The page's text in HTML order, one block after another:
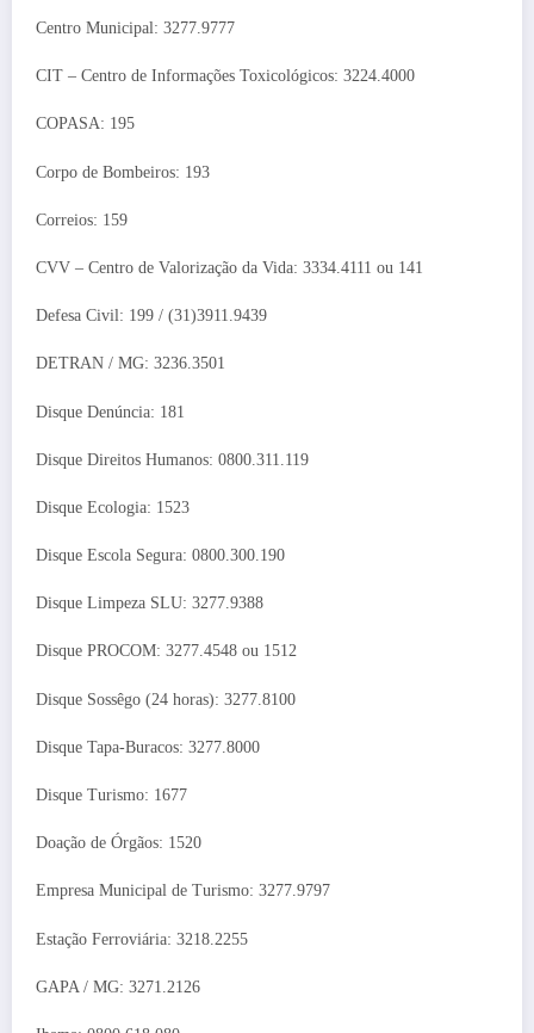
Centro Municipal: 3277.9777
CIT – Centro de Informações Toxicológicos: 3224.4000
COPASA: 195
Corpo de Bombeiros: 193
Correios: 159
CVV – Centro de Valorização da Vida: 3334.4111 ou 141
Defesa Civil: 199 / (31)3911.9439
DETRAN / MG: 3236.3501
Disque Denúncia: 181
Disque Direitos Humanos: 0800.311.119
Disque Ecologia: 1523
Disque Escola Segura: 0800.300.190
Disque Limpeza SLU: 3277.9388
Disque PROCOM: 3277.4548 ou 1512
Disque Sossêgo (24 horas): 3277.8100
Disque Tapa-Buracos: 3277.8000
Disque Turismo: 1677
Doação de Órgãos: 1520
Empresa Municipal de Turismo: 3277.9797
Estação Ferroviária: 3218.2255
GAPA / MG: 3271.2126